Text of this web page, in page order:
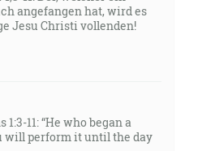
angefangen hat, wird es
Jesu Christi vollenden!
11: “He who began a
will perform it until the day